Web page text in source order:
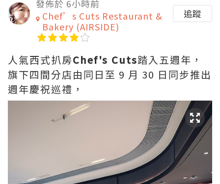
發佈於 6小時前
Chef’s Cuts Restaurant &
Bakery (AIRSIDE)
追蹤
人氣西式扒房Chef's Cuts踏入五週年，
旗下四間分店由同日至 9 月 30 日同步推出
週年慶祝巡禮，